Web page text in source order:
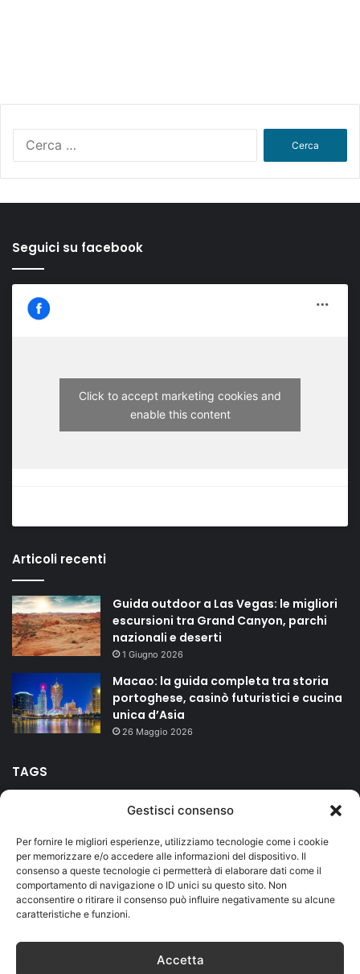
Gestisci consenso
Per fornire le migliori esperienze, utilizziamo tecnologie come i cookie
per memorizzare e/o accedere alle informazioni del dispositivo. Il
consenso a queste tecnologie ci permetterà di elaborare dati come il
comportamento di navigazione o ID unici su questo sito. Non
acconsentire o ritirare il consenso può influire negativamente su alcune
caratteristiche e funzioni.
Accetta
Seguici su facebook
Click to accept marketing cookies and
enable this content
Articoli recenti
Guida outdoor a Las Vegas: le migliori
escursioni tra Grand Canyon, parchi
nazionali e deserti
1 Giugno 2026
Macao: la guida completa tra storia
portoghese, casinò futuristici e cucina
unica d’Asia
26 Maggio 2026
TAGS
Duomo Firenze hotel isole Lago di Garda mare
Milano montagna riviera romagnola Roma Salento
Sicilia terme vacanze